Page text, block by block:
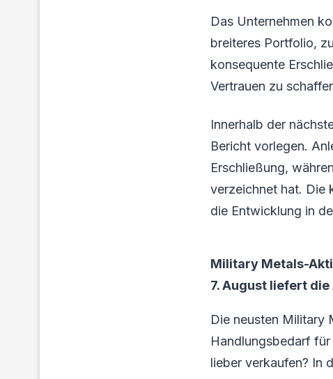
Das Unternehmen
breiteres Portfolio,
konsequente
Vertrauen zu
Innerhalb der
Bericht vorlegen.
Erschließung,
verzeichnet hat. Die
die Entwicklung in
Military Metals-
7. August liefert
Die neusten Military
Handlungsbedarf
lieber verkaufen? In